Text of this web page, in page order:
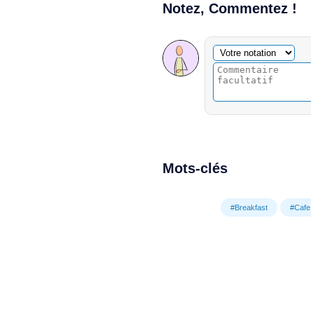
Notez, Commentez !
Commentaire facultatif
Votre notation
Mots-clés
#Breakfast #Cafe